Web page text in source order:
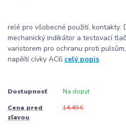
relé pro všobecné použití, kontakty:
mechanický indikátor a testovací
varistorem pro ochranu proti
napěítí cívky AC6 celý popis
Dostupnosť Na dopyt
Cena pred
zľavou
14,49 €